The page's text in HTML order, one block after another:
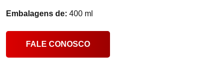
Embalagens de: 400 ml
FALE CONOSCO